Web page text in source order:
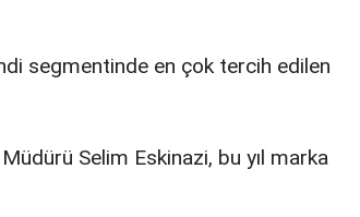
segmentinde en çok tercih edilen
Selim Eskinazi, bu yıl marka